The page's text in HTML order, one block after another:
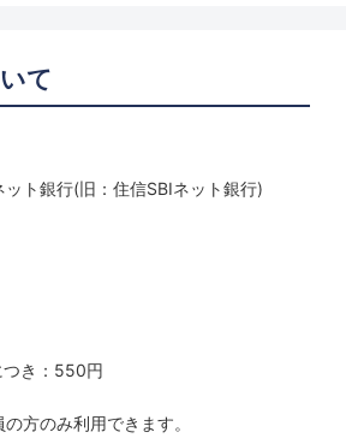
て
ット銀行(旧：住信SBIネット銀行)
つき：550円
方のみ利用できます。